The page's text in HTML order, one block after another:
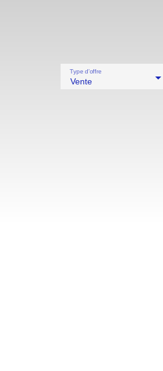
Vente
Type d'offre